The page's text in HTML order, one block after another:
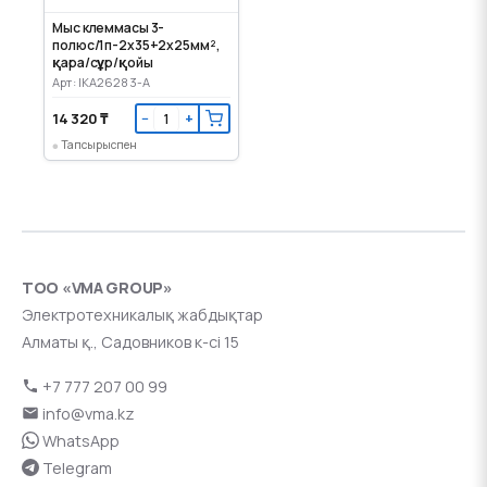
Мыс клеммасы 3-
полюс/1п-2х35+2х25мм²,
қара/сұр/қойы
Арт: IKA26283-A
14 320 ₸ − +
Тапсырыспен
ТОО «VMA GROUP»
Электротехникалық жабдықтар
Алматы қ., Садовников к-сі 15
+7 777 207 00 99
info@vma.kz
WhatsApp
Telegram